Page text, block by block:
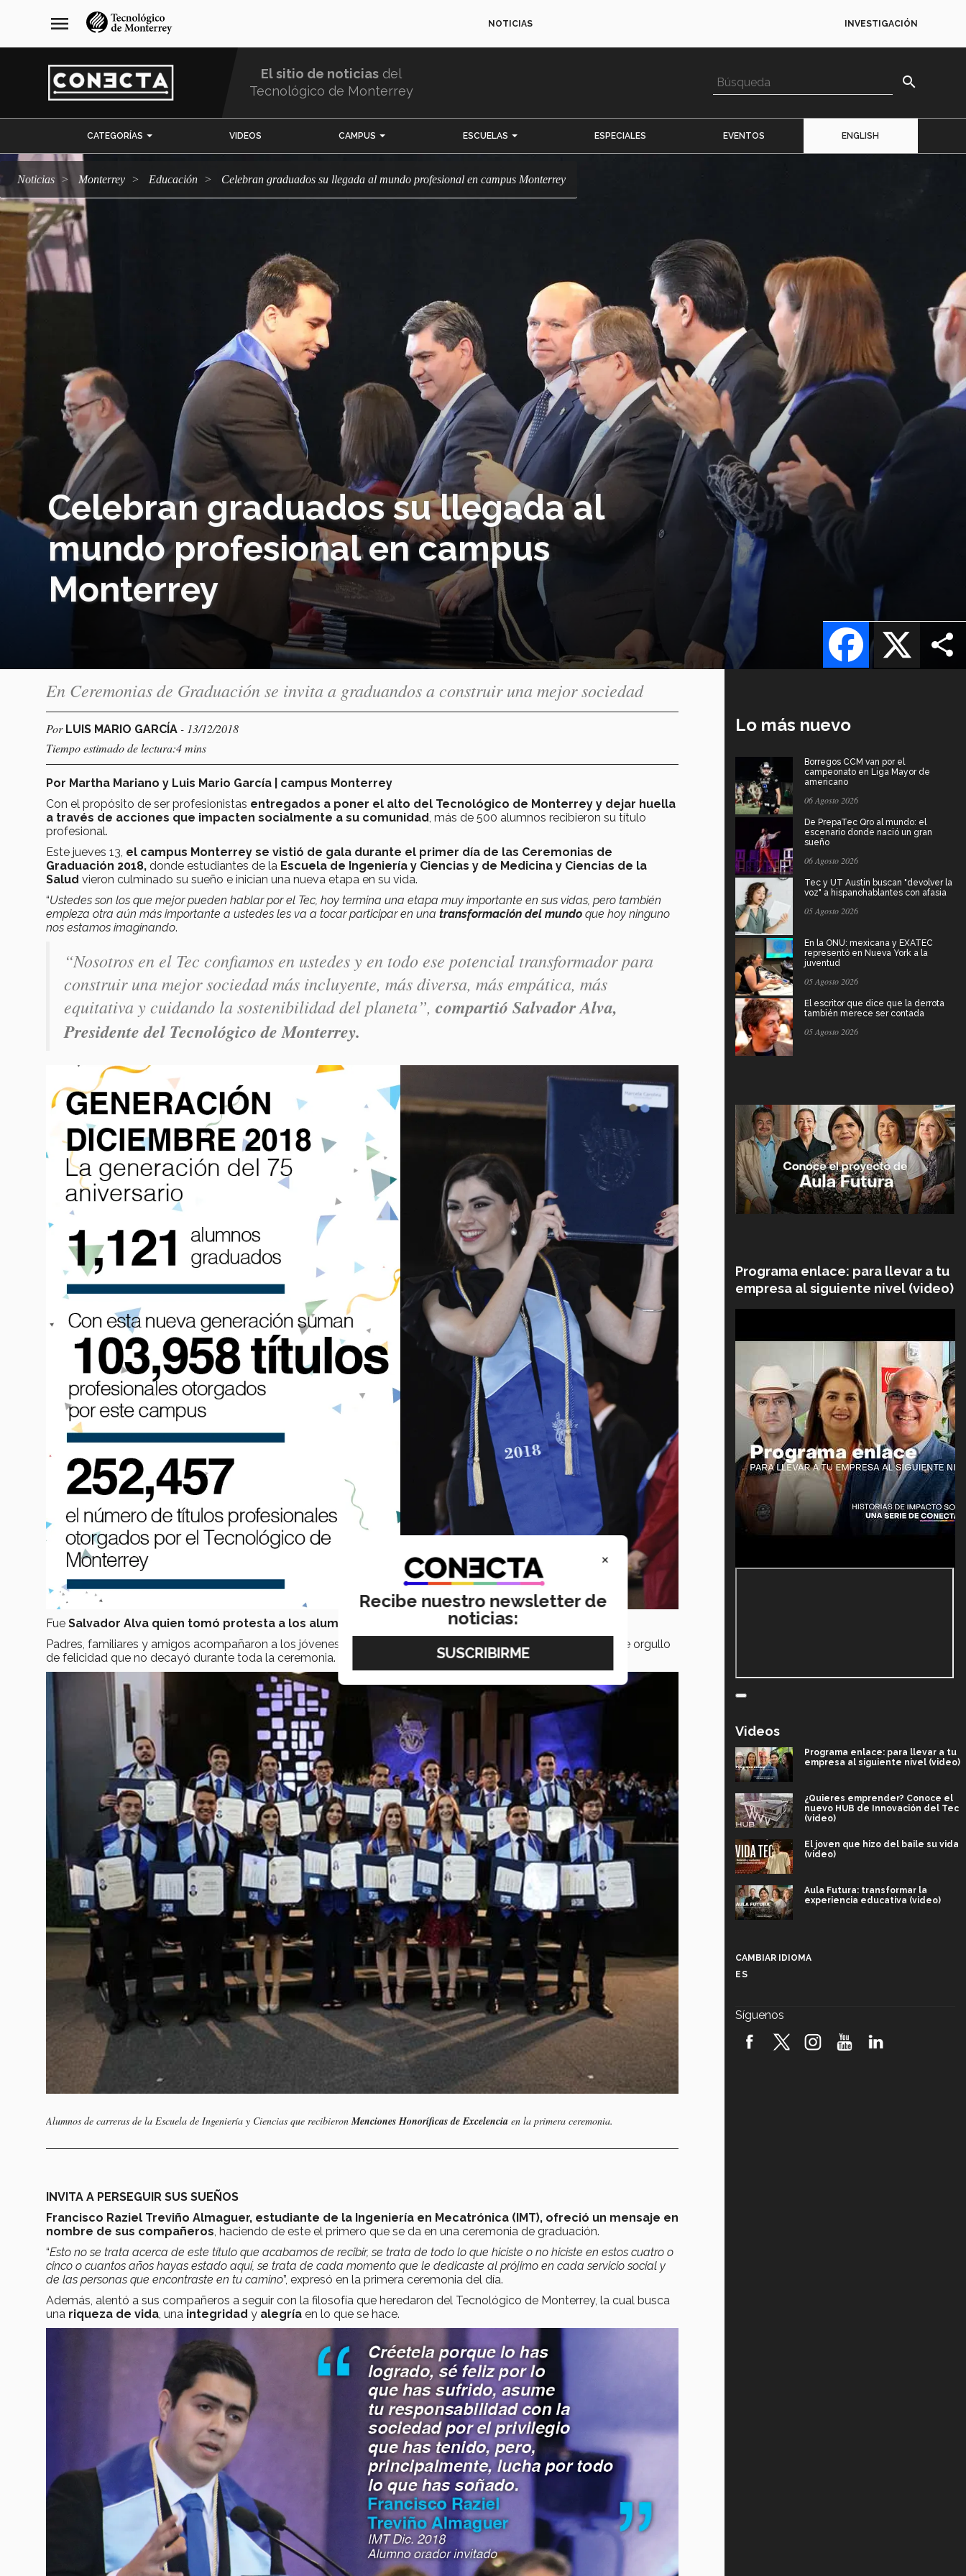
navegación
principal
menu NOTICIAS INVESTIGACIÓN
El sitio de noticias del
Tecnológico de Monterrey
search
CATEGORÍAS VIDEOS CAMPUS ESCUELAS ESPECIALES EVENTOS ENGLISH
Noticias Monterrey Educación Celebran graduados su llegada al mundo profesional en campus Monterrey
Celebran graduados su llegada al
mundo profesional en campus
Monterrey
X
Facebook
En Ceremonias de Graduación se invita a graduandos a construir una mejor sociedad
Por LUIS MARIO GARCÍA - 13/12/2018
Tiempo estimado de lectura:4 mins
Por Martha Mariano y Luis Mario García | campus Monterrey
Con el propósito de ser profesionistas entregados a poner el alto del Tecnológico de Monterrey y dejar huella
a través de acciones que impacten socialmente a su comunidad , más de 500 alumnos recibieron su título
profesional.
Este jueves 13, el campus Monterrey se vistió de gala durante el primer día de las Ceremonias de
Graduación 2018, donde estudiantes de la Escuela de Ingeniería y Ciencias y de Medicina y Ciencias de la
Salud vieron culminado su sueño e inician una nueva etapa en su vida.
“Ustedes son los que mejor pueden hablar por el Tec, hoy termina una etapa muy importante en sus vidas, pero también
empieza otra aún más importante a ustedes les va a tocar participar en una transformación del mundo que hoy ninguno
nos estamos imaginando.
“Nosotros en el Tec confiamos en ustedes y en todo ese potencial transformador para
construir una mejor sociedad más incluyente, más diversa, más empática, más
equitativa y cuidando la sostenibilidad del planeta”, compartió Salvador Alva,
Presidente del Tecnológico de Monterrey.
Fue Salvador Alva quien tomó protesta a los alumnos
, y los invitó además a ser personas de bien.
Padres, familiares y amigos acompañaron a los jóvenes de esta
Generación 116en medio de un ambiente de orgullo
de felicidad que no decayó durante toda la ceremonia.
Alumnos de carreras de la Escuela de Ingeniería y Ciencias que recibieron Menciones Honoríficas de Excelencia en la primera ceremonia.
INVITA A PERSEGUIR SUS SUEÑOS
Francisco Raziel Treviño Almaguer, estudiante de la Ingeniería en Mecatrónica (IMT), ofreció un mensaje en
nombre de sus compañeros , haciendo de este el primero que se da en una ceremonia de graduación.
“Esto no se trata acerca de este título que acabamos de recibir, se trata de todo lo que hiciste o no hiciste en estos cuatro o
cinco o cuantos años hayas estado aquí, se trata de cada momento que le dedicaste al prójimo en cada servicio social y
de las personas que encontraste en tu camino”, expresó en la primera ceremonia del día.
Además, alentó a sus compañeros a seguir con la filosofía que heredaron del Tecnológico de Monterrey, la cual busca
una riqueza de vida , una integridad y alegría en lo que se hace.
Lo más nuevo
Borregos CCM van por el
campeonato en Liga Mayor de
americano
06 Agosto 2026
De PrepaTec Qro al mundo: el
escenario donde nació un gran
sueño
06 Agosto 2026
Tec y UT Austin buscan "devolver la
voz" a hispanohablantes con afasia
05 Agosto 2026
En la ONU: mexicana y EXATEC
representó en Nueva York a la
juventud
05 Agosto 2026
El escritor que dice que la derrota
también merece ser contada
05 Agosto 2026
Programa enlace: para llevar a tu
empresa al siguiente nivel (video)
Videos
Programa enlace: para llevar a tu
empresa al siguiente nivel (video)
¿Quieres emprender? Conoce el
nuevo HUB de Innovación del Tec
(video)
El joven que hizo del baile su vida
(video)
Aula Futura: transformar la
experiencia educativa (video)
robótica FIRST 2026! (video)
CAMBIAR IDIOMA
ES
Síguenos
×
Recibe nuestro newsletter de
noticias: